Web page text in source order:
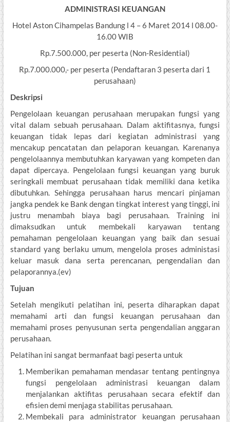
ADMINISTRASI KEUANGAN
Hotel Aston Cihampelas Bandung l 4 – 6 Maret 2014 l 08.00-
16.00 WIB
Rp.7.500.000, per peserta (Non-Residential)
Rp.7.000.000,- per peserta (Pendaftaran 3 peserta dari 1
perusahaan)
Deskripsi
Pengelolaan keuangan perusahaan merupakan fungsi yang
vital dalam sebuah perusahaan. Dalam aktifitasnya, fungsi
keuangan tidak lepas dari kegiatan administrasi yang
mencakup pencatatan dan pelaporan keuangan. Karenanya
pengelolaannya membutuhkan karyawan yang kompeten dan
dapat dipercaya. Pengelolaan fungsi keuangan yang buruk
seringkali membuat perusahaan tidak memiliki dana ketika
dibutuhkan. Sehingga perusahaan harus mencari pinjaman
jangka pendek ke Bank dengan tingkat interest yang tinggi, ini
justru menambah biaya bagi perusahaan. Training ini
dimaksudkan untuk membekali karyawan tentang
pemahaman pengelolaan keuangan yang baik dan sesuai
standard yang berlaku umum, mengelola proses administasi
keluar masuk dana serta perencanan, pengendalian dan
pelaporannya.(ev)
Tujuan
Setelah mengikuti pelatihan ini, peserta diharapkan dapat
memahami arti dan fungsi keuangan perusahaan dan
memahami proses penyusunan serta pengendalian anggaran
perusahaan.
Pelatihan ini sangat bermanfaat bagi peserta untuk
Memberikan pemahaman mendasar tentang pentingnya
fungsi pengelolaan administrasi keuangan dalam
menjalankan aktifitas perusahaan secara efektif dan
efisien demi menjaga stabilitas perusahaan.
Membekali para administrator keuangan perusahaan